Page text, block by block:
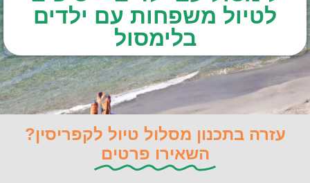
לטיול משפחות עם ילדים
בלימסול
עזרה בתכנון מסלול טיול לקפריסין?
השאירו פרטים